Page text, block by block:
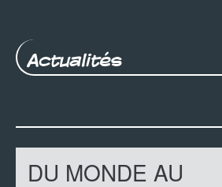
Actualités
DU MONDE AU